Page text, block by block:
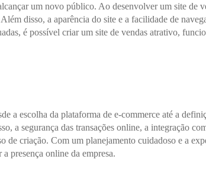
um novo público. Ao desenvolver um site de
disso, a aparência do site e a facilidade de
é possível criar um site de vendas atrativo,
a escolha da plataforma de e-commerce até a
a segurança das transações online, a integração
de criação. Com um planejamento cuidadoso e a
presença online da empresa.